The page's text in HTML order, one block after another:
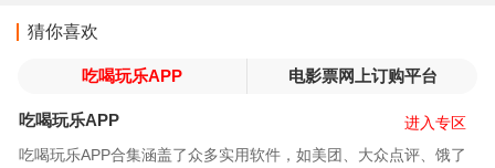
猜你喜欢
吃喝玩乐APP 电影票网上订购平台
吃喝玩乐APP
吃喝玩乐APP合集涵盖了众多实用软件，如美团、大众点评、饿了
进入专区